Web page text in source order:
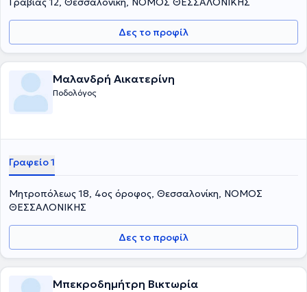
Δες το προφίλ
Μαλανδρή Αικατερίνη
Ποδολόγος
Γραφείο 1
Μητροπόλεως 18, 4ος όροφος, Θεσσαλονίκη, ΝΟΜΟΣ
ΘΕΣΣΑΛΟΝΙΚΗΣ
Δες το προφίλ
Μπεκροδημήτρη Βικτωρία